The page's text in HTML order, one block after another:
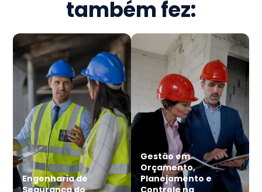
também fez:
Engenharia de
Segurança do
Gestão em
Orçamento,
Planejamento e
Controle na